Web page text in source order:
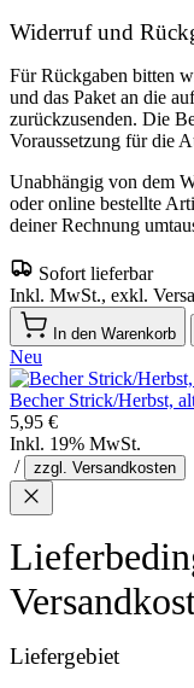
Widerruf und
Für Rückgaben bitten
und das Paket an die
zurückzusenden. Die
Voraussetzung für die
Unabhängig von dem
oder online bestellte
deiner Rechnung
Sofort lieferbar
Inkl. MwSt., exkl.
In den Warenkorb
Neu
Becher Strick/Herbst,
5,95 €
Inkl. 19% MwSt.
/
zzgl. Versandkosten
Liefergebiet